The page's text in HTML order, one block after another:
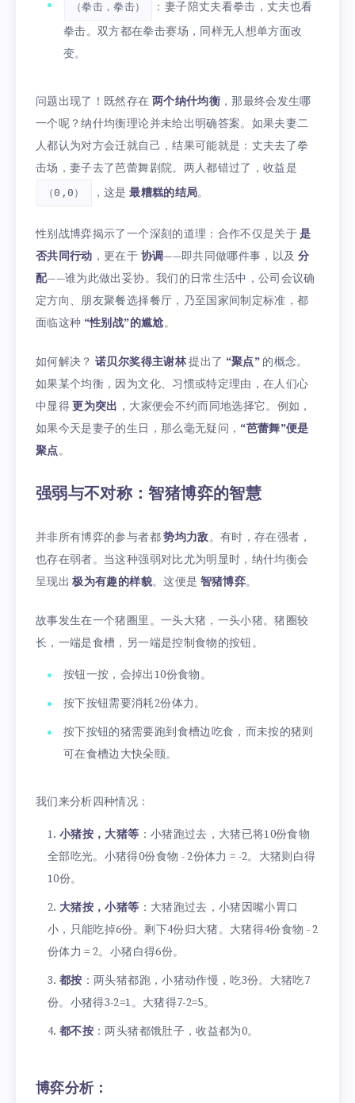
（拳击，拳击）
：妻子陪丈夫看拳击，丈夫也看
拳击。双方都在拳击赛场，同样无人想单方面改
变。
问题出现了！既然存在 两个纳什均衡，那最终会发生哪
一个呢？纳什均衡理论并未给出明确答案。如果夫妻二
人都认为对方会迁就自己，结果可能就是：丈夫去了拳
击场，妻子去了芭蕾舞剧院。两人都错过了，收益是
（0,0） ，这是最糟糕的结局。
性别战博弈揭示了一个深刻的道理：合作不仅是关于是
否共同行动 ，更在于 协调——即共同做哪件事，以及 分
配——谁为此做出妥协。我们的日常生活中，公司会议确
定方向、朋友聚餐选择餐厅，乃至国家间制定标准，都
面临这种 “性别战”的尴尬。
如何解决？诺贝尔奖得主谢林提出了 “聚点” 的概念。
如果某个均衡，因为文化、习惯或特定理由，在人们心
中显得更为突出 ，大家便会不约而同地选择它。例如，
如果今天是妻子的生日，那么毫无疑问， “芭蕾舞”便是
聚点。
强弱与不对称：智猪博弈的智慧
并非所有博弈的参与者都势均力敌。有时，存在强者，
也存在弱者。当这种强弱对比尤为明显时，纳什均衡会
呈现出极为有趣的样貌。这便是 智猪博弈。
故事发生在一个猪圈里。一头大猪，一头小猪。猪圈较
长，一端是食槽，另一端是控制食物的按钮。
按钮一按，会掉出10份食物。
按下按钮需要消耗2份体力。
按下按钮的猪需要跑到食槽边吃食，而未按的猪则
可在食槽边大快朵颐。
我们来分析四种情况：
小猪按，大猪等 ：小猪跑过去，大猪已将10份食物
全部吃光。小猪得0份食物 - 2份体力 = -2。大猪则白得
10份。
大猪按，小猪等 ：大猪跑过去，小猪因嘴小胃口
小，只能吃掉6份。剩下4份归大猪。大猪得4份食物 - 2
份体力 = 2。小猪白得6份。
都按 ：两头猪都跑，小猪动作慢，吃3份。大猪吃7
份。小猪得3-2=1。大猪得7-2=5。
都不按 ：两头猪都饿肚子，收益都为0。
博弈分析：